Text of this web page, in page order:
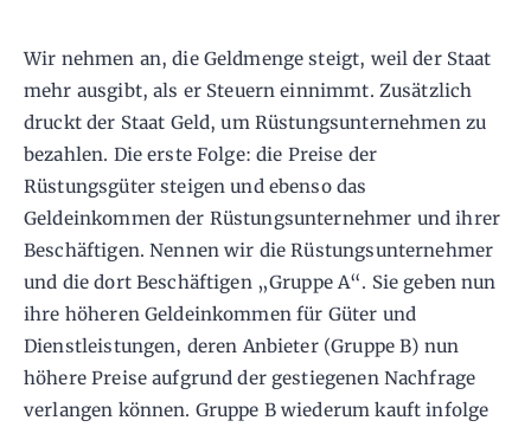
Wir nehmen an, die Geldmenge steigt, weil der Staat
mehr ausgibt, als er Steuern einnimmt. Zusätzlich
druckt der Staat Geld, um Rüstungsunternehmen zu
bezahlen. Die erste Folge: die Preise der
Rüstungsgüter steigen und ebenso das
Geldeinkommen der Rüstungsunternehmer und ihrer
Beschäftigen. Nennen wir die Rüstungsunternehmer
und die dort Beschäftigen „Gruppe A“. Sie geben nun
ihre höheren Geldeinkommen für Güter und
Dienstleistungen, deren Anbieter (Gruppe B) nun
höhere Preise aufgrund der gestiegenen Nachfrage
verlangen können. Gruppe B wiederum kauft infolge